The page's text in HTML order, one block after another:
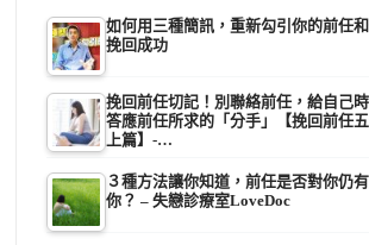
如何用三種簡訊，重新勾引你的前任
挽回成功
挽回前任切記！別聯絡前任，給自己
答應前任所求的「分手」【挽回前任
上篇】-…
３種方法讓你知道，前任是否對你仍
你？ – 失戀診療室LoveDoc